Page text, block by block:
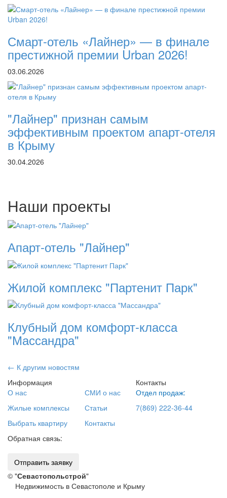
Смарт-отель «Лайнер» — в финале
престижной премии Urban 2026!
03.06.2026
"Лайнер" признан самым
эффективным проектом апарт-отеля
в Крыму
30.04.2026
Наши проекты
Апарт-отель "Лайнер"
Жилой комплекс "Партенит Парк"
Клубный дом комфорт-класса
"Массандра"
← К другим новостям
Информация
О нас
Жилые комплексы
Выбрать квартиру
СМИ о нас
Статьи
Контакты
Контакты
Отдел продаж:
7(869) 222-36-44
Обратная связь:
Отправить заявку
© "Севастопольстрой"
Недвижимость в Севастополе и Крыму